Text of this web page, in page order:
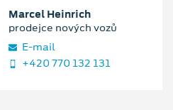
Marcel Heinrich
prodejce nových vozů
E‑mail
+420 770 132 131